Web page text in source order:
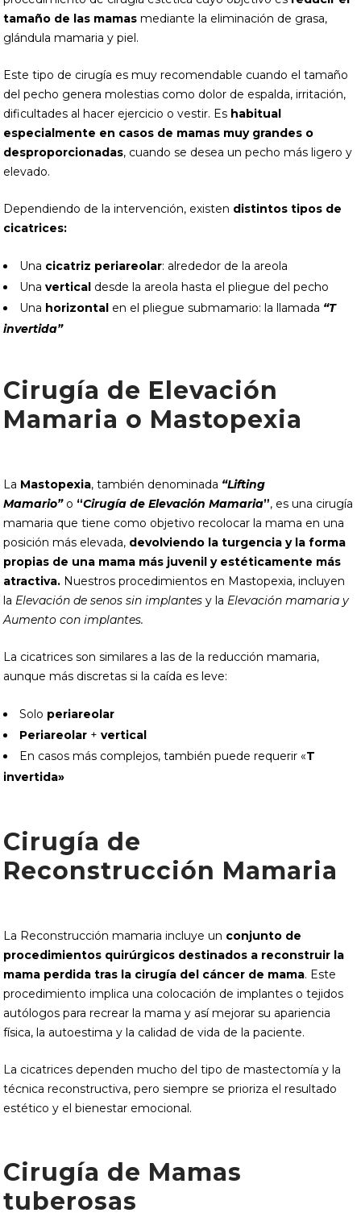
tamaño de las mamas mediante la eliminación de grasa,
glándula mamaria y piel.
Este tipo de cirugía es muy recomendable cuando el tamaño
del pecho genera molestias como dolor de espalda, irritación,
dificultades al hacer ejercicio o vestir. Es habitual
especialmente en casos de mamas muy grandes o
desproporcionadas, cuando se desea un pecho más ligero y
elevado.
Dependiendo de la intervención, existen distintos tipos de
cicatrices:
Una cicatriz periareolar: alrededor de la areola
Una vertical desde la areola hasta el pliegue del pecho
Una horizontal en el pliegue submamario: la llamada “T
invertida”
Cirugía de Elevación
Mamaria o Mastopexia
La Mastopexia, también denominada “Lifting
Mamario” o “Cirugía de Elevación Mamaria”, es una cirugía
mamaria que tiene como objetivo recolocar la mama en una
posición más elevada, devolviendo la turgencia y la forma
propias de una mama más juvenil y estéticamente más
atractiva. Nuestros procedimientos en Mastopexia, incluyen
la Elevación de senos sin implantes y la Elevación mamaria y
Aumento con implantes.
La cicatrices son similares a las de la reducción mamaria,
aunque más discretas si la caída es leve:
Solo periareolar
Periareolar +vertical
En casos más complejos, también puede requerir «T
invertida»
Cirugía de
Reconstrucción Mamaria
La Reconstrucción mamaria incluye un conjunto de
procedimientos quirúrgicos destinados a reconstruir la
mama perdida tras la cirugía del cáncer de mama. Este
procedimiento implica una colocación de implantes o tejidos
autólogos para recrear la mama y así mejorar su apariencia
física, la autoestima y la calidad de vida de la paciente.
La cicatrices dependen mucho del tipo de mastectomía y la
técnica reconstructiva, pero siempre se prioriza el resultado
estético y el bienestar emocional.
Cirugía de Mamas
tuberosas